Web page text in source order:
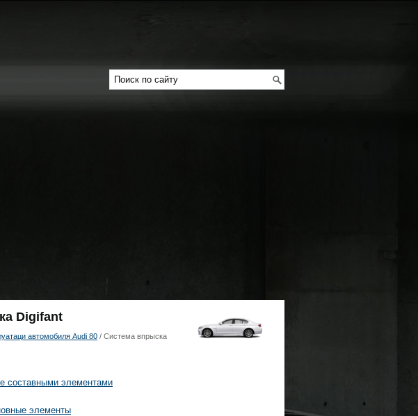
Digifant
автомобиля Audi 80 / Система впрыска
составными элементами
элементы